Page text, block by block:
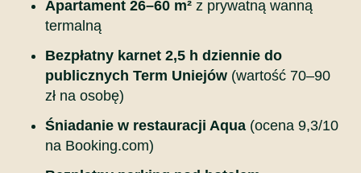
Apartament 26–60 m² z prywatną wanną
termalną
Bezpłatny karnet 2,5 h dziennie do
publicznych Term Uniejów (wartość 70–90
zł na osobę)
Śniadanie w restauracji Aqua (ocena 9,3/10
na Booking.com)